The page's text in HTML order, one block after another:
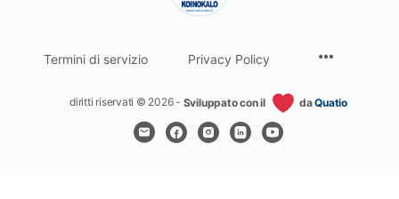
Termini di servizio Privacy Policy
diritti riservati © 2026 - Sviluppato con il daQuatio